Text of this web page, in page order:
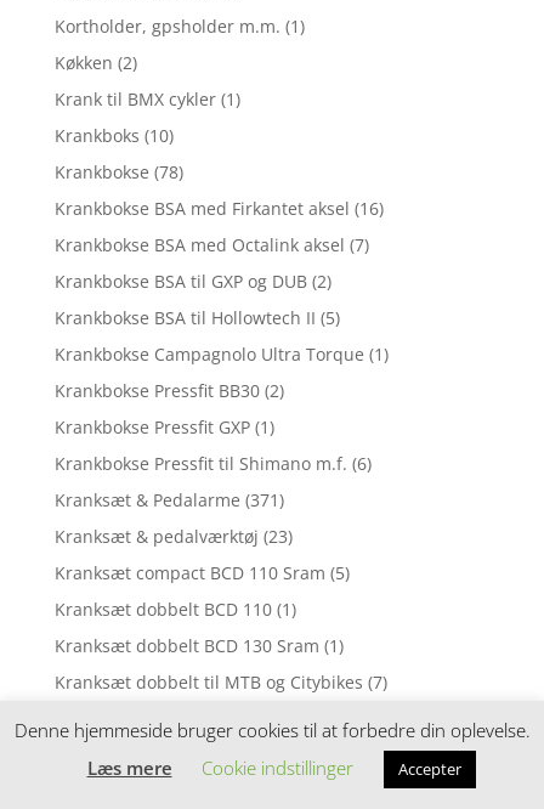
Kortholder, gpsholder m.m. (1)
Køkken (2)
Krank til BMX cykler (1)
Krankboks (10)
Krankbokse (78)
Krankbokse BSA med Firkantet aksel (16)
Krankbokse BSA med Octalink aksel (7)
Krankbokse BSA til GXP og DUB (2)
Krankbokse BSA til Hollowtech II (5)
Krankbokse Campagnolo Ultra Torque (1)
Krankbokse Pressfit BB30 (2)
Krankbokse Pressfit GXP (1)
Krankbokse Pressfit til Shimano m.f. (6)
Kranksæt & Pedalarme (371)
Kranksæt & pedalværktøj (23)
Kranksæt compact BCD 110 Sram (5)
Kranksæt dobbelt BCD 110 (1)
Kranksæt dobbelt BCD 130 Sram (1)
Kranksæt dobbelt til MTB og Citybikes (7)
Kranksæt enkelt til Citybikes
(11)
Kranksæt enkelt til MTB
Denne hjemmeside bruger cookies til at forbedre din oplevelse.
Læs mere
Cookie indstillinger Accepter